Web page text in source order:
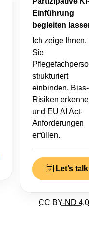
Einführung
begleiten lassen?
Ich zeige Ihnen, wie
Sie
strukturiert
einbinden, Bias-
Risiken erkennen
und EU AI Act-
Anforderungen
erfüllen.
Let’s talk
CC BY-ND 4.0